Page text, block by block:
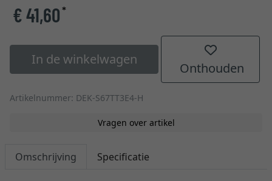
€ 41,60*
In de winkelwagen
Onthouden
Artikelnummer: DEK-S67TT3E4-H
Vragen over artikel
Omschrijving Specificatie